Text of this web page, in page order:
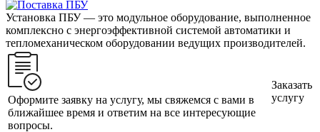
Установка ПБУ — это модульное оборудование, выполненное
комплексно с энергоэффективной системой автоматики и
тепломеханическом оборудовании ведущих производителей.
Оформите заявку на услугу, мы свяжемся с вами в
ближайшее время и ответим на все интересующие
вопросы.
Заказать
услугу